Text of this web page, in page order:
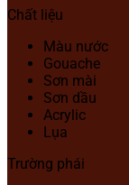
Chất liệu
Màu nước
Gouache
Sơn mài
Sơn dầu
Acrylic
Lụa
Trường phái